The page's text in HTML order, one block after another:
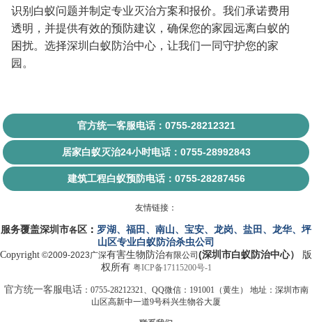
识别白蚁问题并制定专业灭治方案和报价。我们承诺费用
透明，并提供有效的预防建议，确保您的家园远离白蚁的
困扰。选择深圳白蚁防治中心，让我们一同守护您的家
园。
官方统一客服电话：0755-28212321
居家白蚁灭治24小时电话：0755-28992843
建筑工程白蚁预防电话：0755-28287456
友情链接：
服务覆盖深圳市各区 ： 罗湖 、 福田 、 南山、 宝安、 龙岗、 盐田 、 龙华、 坪
山 区专业白蚁防治杀虫公司
Copyright ©2009-2023广深有害生物 防治有限公司 (深圳市白蚁防治中心）
版
权所有 粤ICP备17115200号-1
官方统一客服电话：0755-28212321、QQ微信：191001（黄生） 地址：深圳市南
山区高新中一道9号科兴生物谷大厦